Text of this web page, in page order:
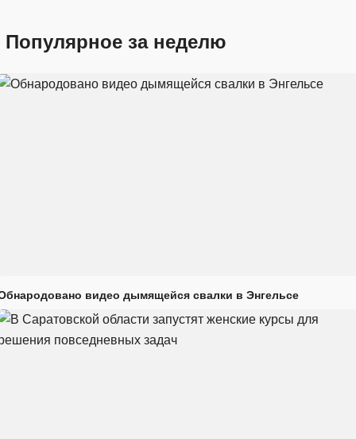
Популярное за неделю
видео дымящейся свалки в Энгельсе